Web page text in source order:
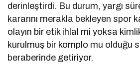
derinleştirdi. Bu durum, yargı
kararını merakla bekleyen spor
olayın bir etik ihlal mi yoksa kimlik
kurulmuş bir komplo mu olduğu
beraberinde getiriyor.